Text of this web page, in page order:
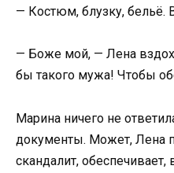
— Костюм, блузку, бельё.
— Боже мой, — Лена
бы такого мужа! Чтобы
Марина ничего не
документы. Может, Лена
скандалит,